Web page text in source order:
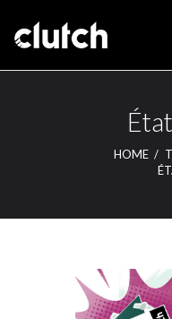
HOME
Agenda
Nos éditions
Magazine
Lieux